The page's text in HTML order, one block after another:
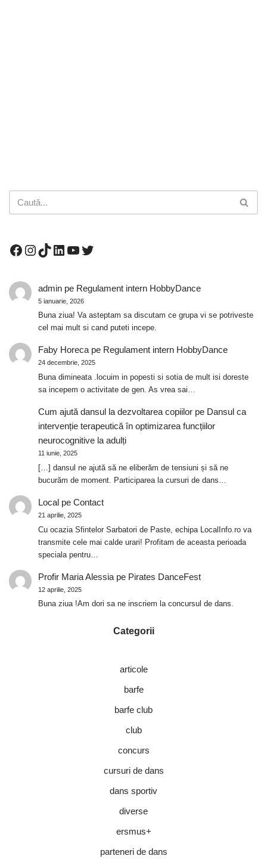
adminpe Regulament intern HobbyDance
5 ianuarie, 2026
Buna ziua! Va asteptam sa discutam ce grupa vi se potriveste
cel mai mult si cand puteti incepe.
Faby Horecape Regulament intern HobbyDance
24 decembrie, 2025
Buna dimineata .locuim in popesti si sotia de mult isi doreste
sa incepem o activitate de gen. As vrea sai…
Cum ajută dansul la dezvoltarea copiilorpe Dansul ca
intervenție terapeutică în optimizarea funcțiilor
neurocognitive la adulți
11 iunie, 2025
[…] dansul ne ajută să ne eliberăm de tensiuni și să ne
bucurăm de moment. Participarea la cursuri de dans…
Localpe Contact
21 aprilie, 2025
Cu ocazia Sfintelor Sarbatori de Paste, echipa LocalInfo.ro va
transmite cele mai calde urari! Profitam de aceasta perioada
speciala pentru…
Profir Maria Alessiape Pirates DanceFest
12 aprilie, 2025
Buna ziua !Am dori sa ne inscriem la concursul de dans.
Categorii
articole
barfe
barfe club
club
concurs
cursuri de dans
dans sportiv
diverse
ersmus+
parteneri de dans